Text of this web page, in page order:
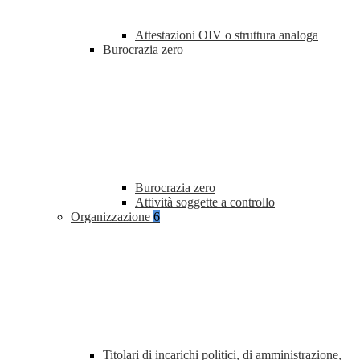
Attestazioni OIV o struttura analoga
Burocrazia zero
Burocrazia zero
Attività soggette a controllo
Organizzazione 6
Titolari di incarichi politici, di amministrazione,